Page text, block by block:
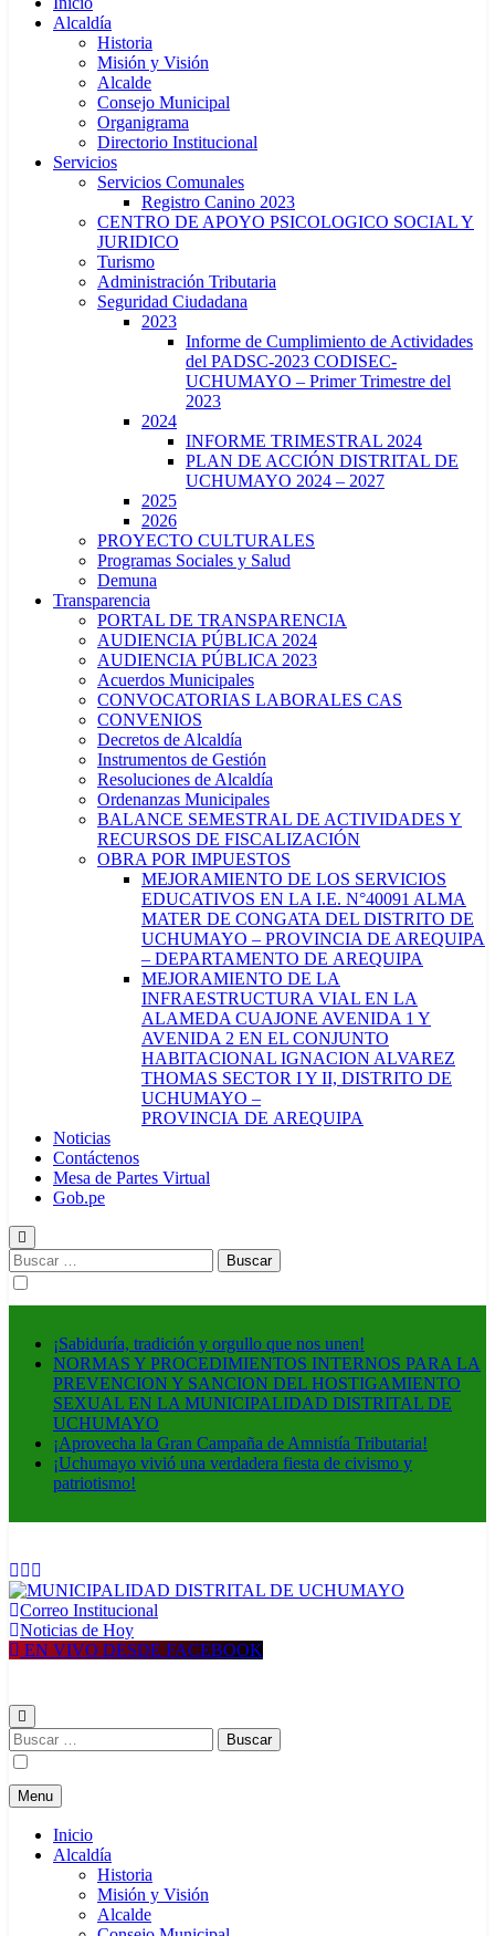
Alcaldía
Historia
Misión y Visión
Alcalde
Consejo Municipal
Organigrama
Directorio Institucional
Servicios
Servicios Comunales
Registro Canino 2023
CENTRO DE APOYO PSICOLOGICO SOCIAL Y
JURIDICO
Turismo
Administración Tributaria
Seguridad Ciudadana
2023
Informe de Cumplimiento de Actividades
del PADSC-2023 CODISEC-
UCHUMAYO – Primer Trimestre del
2023
2024
INFORME TRIMESTRAL 2024
PLAN DE ACCIÓN DISTRITAL DE
UCHUMAYO 2024 – 2027
2025
2026
PROYECTO CULTURALES
Programas Sociales y Salud
Demuna
Transparencia
PORTAL DE TRANSPARENCIA
AUDIENCIA PÚBLICA 2024
AUDIENCIA PÚBLICA 2023
Acuerdos Municipales
CONVOCATORIAS LABORALES CAS
CONVENIOS
Decretos de Alcaldía
Instrumentos de Gestión
Resoluciones de Alcaldía
Ordenanzas Municipales
BALANCE SEMESTRAL DE ACTIVIDADES Y
RECURSOS DE FISCALIZACIÓN
OBRA POR IMPUESTOS
MEJORAMIENTO DE LOS SERVICIOS
EDUCATIVOS EN LA I.E. N°40091 ALMA
MATER DE CONGATA DEL DISTRITO DE
UCHUMAYO – PROVINCIA DE AREQUIPA
– DEPARTAMENTO DE AREQUIPA
MEJORAMIENTO DE LA
INFRAESTRUCTURA VIAL EN LA
ALAMEDA CUAJONE AVENIDA 1 Y
AVENIDA 2 EN EL CONJUNTO
HABITACIONAL IGNACION ALVAREZ
THOMAS SECTOR I Y II, DISTRITO DE
UCHUMAYO –
PROVINCIA DE AREQUIPA
Noticias
Contáctenos
Mesa de Partes Virtual
Gob.pe
Buscar:
¡Sabiduría, tradición y orgullo que nos unen!
NORMAS Y PROCEDIMIENTOS INTERNOS PARA LA
PREVENCION Y SANCION DEL HOSTIGAMIENTO
SEXUAL EN LA MUNICIPALIDAD DISTRITAL DE
UCHUMAYO
¡Aprovecha la Gran Campaña de Amnistía Tributaria!
¡Uchumayo vivió una verdadera fiesta de civismo y
patriotismo!
MUNICIPALIDAD DISTRITAL DE UCHUMAYO
Construyendo una nueva Historia
Correo Institucional
Noticias de Hoy
EN VIVO DESDE FACEBOOK
Buscar:
Menu
Inicio
Alcaldía
Historia
Misión y Visión
Alcalde